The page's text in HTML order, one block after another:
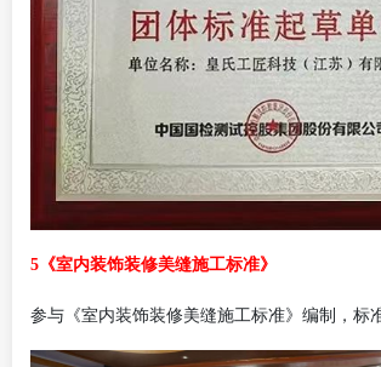
5《室内装饰装修美缝施工标准》
参与《室内装饰装修美缝施工标准》编制，标